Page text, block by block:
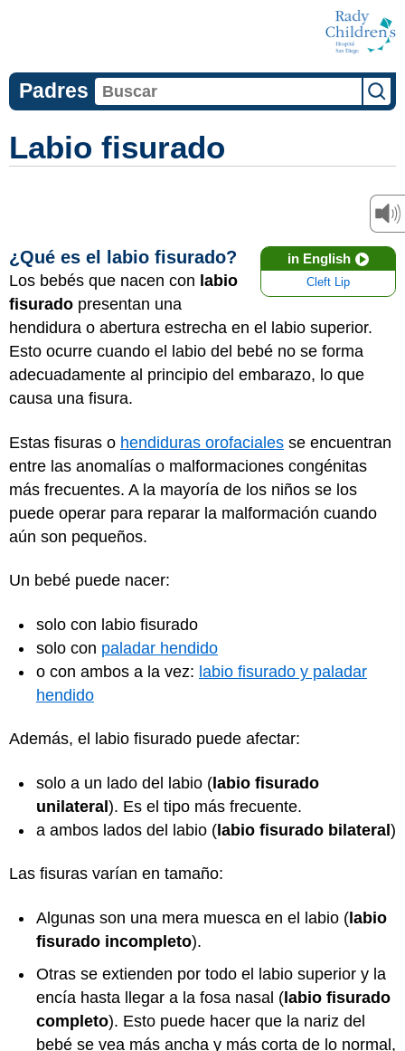
Padres
Labio fisurado
in English
Cleft Lip
¿Qué es el labio fisurado?
Los bebés que nacen con labio
fisurado presentan una
hendidura o abertura estrecha en el labio superior.
Esto ocurre cuando el labio del bebé no se forma
adecuadamente al principio del embarazo, lo que
causa una fisura.
Estas fisuras o hendiduras orofaciales se encuentran
entre las anomalías o malformaciones congénitas
más frecuentes. A la mayoría de los niños se los
puede operar para reparar la malformación cuando
aún son pequeños.
Un bebé puede nacer:
solo con labio fisurado
solo con paladar hendido
o con ambos a la vez: labio fisurado y paladar
hendido
Además, el labio fisurado puede afectar:
solo a un lado del labio (labio fisurado
unilateral). Es el tipo más frecuente.
a ambos lados del labio (labio fisurado bilateral)
Las fisuras varían en tamaño:
Algunas son una mera muesca en el labio (labio
fisurado incompleto).
Otras se extienden por todo el labio superior y la
encía hasta llegar a la fosa nasal (labio fisurado
completo). Esto puede hacer que la nariz del
bebé se vea más ancha y más corta de lo normal,